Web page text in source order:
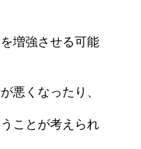
増強させる可能
悪くなったり、
ことが考えられ